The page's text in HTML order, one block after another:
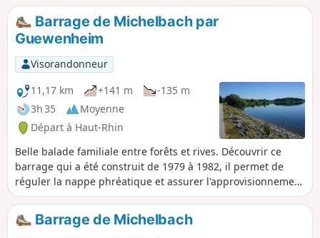
Barrage de Michelbach par
Guewenheim
Visorandonneur
11,17 km
+141 m
-135 m
3h 35
Moyenne
Départ à Haut-Rhin
Belle balade familiale entre forêts et rives. Découvrir ce
barrage qui a été construit de 1979 à 1982, il permet de
réguler la nappe phréatique et assurer l'approvisionnement
en eau potable de l'agglomération mulhousienne et ses
environs. C'est un lieu protégé, partez à la rencontre des
oiseaux de sa réserve naturelle.
Barrage de Michelbach